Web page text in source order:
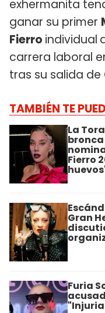
exhermanita
ganar su primer
Fierro individual
carrera laboral
tras su salida de
TAMBIÉN TE
La
Fierro
Gran
Furia